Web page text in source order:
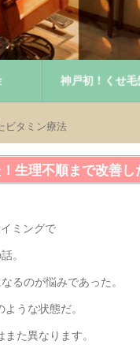
神戸初！くせ
ビタミン療法
生理不順まで改善し
ミングで
。
るのが悩みであった。
うな状態だ。
た異なります。